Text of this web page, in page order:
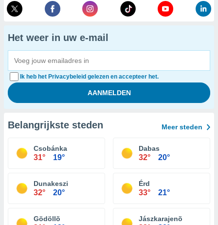
Het weer in uw e-mail
Ik heb het Privacybeleid gelezen en accepteer het.
Belangrijkste steden Meer steden
Csobánka
31° 19°
Dabas
32° 20°
Dunakeszi
32° 20°
Érd
33° 21°
Gödöllõ Jászkarajenõ